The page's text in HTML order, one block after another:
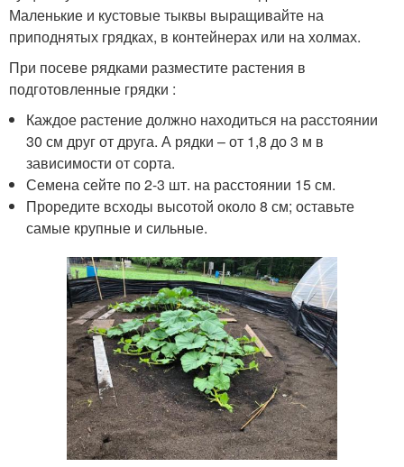
Маленькие и кустовые тыквы выращивайте на
приподнятых грядках, в контейнерах или на холмах.
При посеве рядками разместите растения в
подготовленные грядки :
Каждое растение должно находиться на расстоянии
30 см друг от друга. А рядки – от 1,8 до 3 м в
зависимости от сорта.
Семена сейте по 2-3 шт. на расстоянии 15 см.
Проредите всходы высотой около 8 см; оставьте
самые крупные и сильные.